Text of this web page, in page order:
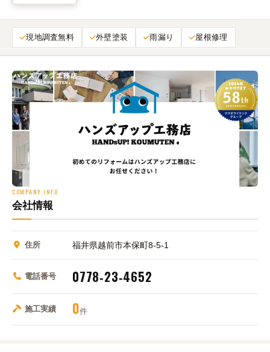
現地調査無料 外壁塗装 雨漏り 屋根修理
COMPANY INFO
会社情報
住所 福井県越前市本保町8-5-1
電話番号 0778‑23‑4652
施工実績 0件